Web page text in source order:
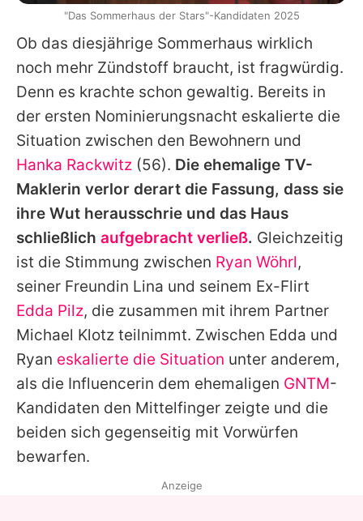
Ob das diesjährige Sommerhaus wirklich
noch mehr Zündstoff braucht, ist fragwürdig.
Denn es krachte schon gewaltig. Bereits in
der ersten Nominierungsnacht eskalierte die
Situation zwischen den Bewohnern und
Hanka Rackwitz (56). Die ehemalige TV-
Maklerin verlor derart die Fassung, dass sie
ihre Wut herausschrie und das Haus
schließlich aufgebracht verließ. Gleichzeitig
ist die Stimmung zwischen Ryan Wöhrl,
seiner Freundin Lina und seinem Ex-Flirt
Edda Pilz, die zusammen mit ihrem Partner
Michael Klotz teilnimmt. Zwischen Edda und
Ryan eskalierte die Situation unter anderem,
als die Influencerin dem ehemaligen GNTM-
Kandidaten den Mittelfinger zeigte und die
beiden sich gegenseitig mit Vorwürfen
bewarfen.
"Das Sommerhaus der Stars"-Kandidaten 2025
Anzeige